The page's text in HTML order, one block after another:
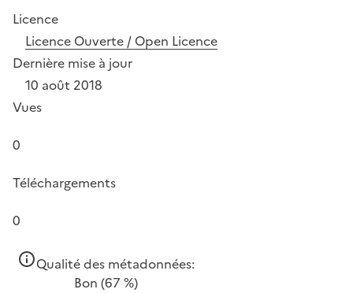
Licence
Licence Ouverte / Open Licence
Dernière mise à jour
10 août 2018
Vues
0
Téléchargements
0
Qualité des métadonnées:
Bon (67 %)